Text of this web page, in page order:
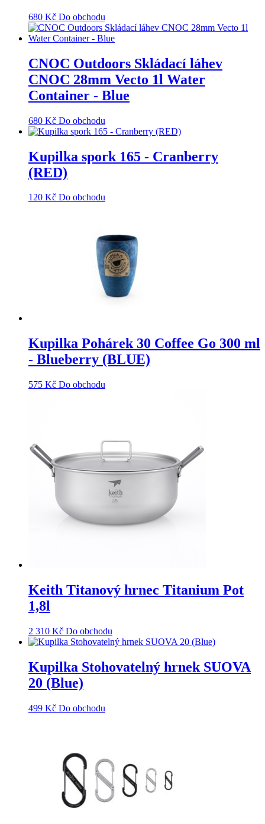
680 Kč Do obchodu
CNOC Outdoors Skládací láhev
CNOC 28mm Vecto 1l Water
Container - Blue
680 Kč Do obchodu
Kupilka spork 165 - Cranberry
(RED)
120 Kč Do obchodu
Kupilka Pohárek 30 Coffee Go 300 ml
- Blueberry (BLUE)
575 Kč Do obchodu
Keith Titanový hrnec Titanium Pot
1,8l
2 310 Kč Do obchodu
Kupilka Stohovatelný hrnek SUOVA
20 (Blue)
499 Kč Do obchodu